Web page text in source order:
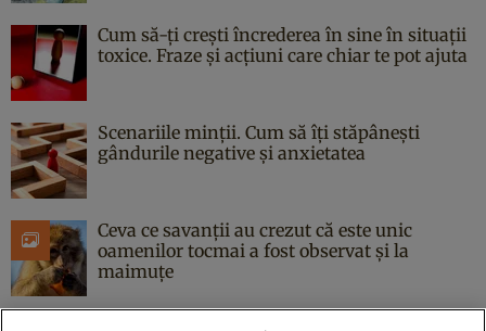
Cum să-ți crești încrederea în sine în situații
toxice. Fraze și acțiuni care chiar te pot ajuta
Scenariile minții. Cum să îți stăpânești
gândurile negative și anxietatea
Ceva ce savanții au crezut că este unic
oamenilor tocmai a fost observat și la
maimuțe